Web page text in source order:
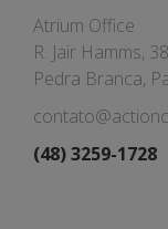
Atrium Office
R. Jair Hamms,
Pedra Branca,
(48) 3259-1728